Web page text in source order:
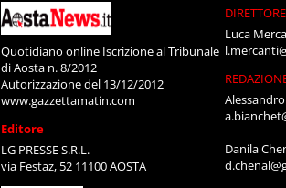
Quotidiano online Iscrizione al Tribunale
di Aosta n. 8/2012
Autorizzazione del 13/12/2012
www.gazzettamatin.com
Editore
LG PRESSE S.R.L.
via Festaz, 52 11100 AOSTA
Luca
Danila